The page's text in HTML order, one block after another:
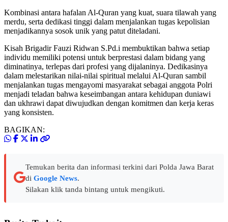
Kombinasi antara hafalan Al-Quran yang kuat, suara tilawah yang
merdu, serta dedikasi tinggi dalam menjalankan tugas kepolisian
menjadikannya sosok unik yang patut diteladani.
Kisah Brigadir Fauzi Ridwan S.Pd.i membuktikan bahwa setiap
individu memiliki potensi untuk berprestasi dalam bidang yang
diminatinya, terlepas dari profesi yang dijalaninya. Dedikasinya
dalam melestarikan nilai-nilai spiritual melalui Al-Quran sambil
menjalankan tugas mengayomi masyarakat sebagai anggota Polri
menjadi teladan bahwa keseimbangan antara kehidupan duniawi
dan ukhrawi dapat diwujudkan dengan komitmen dan kerja keras
yang konsisten.
BAGIKAN:
Temukan berita dan informasi terkini dari Polda Jawa Barat
di Google News.
Silakan klik tanda bintang untuk mengikuti.